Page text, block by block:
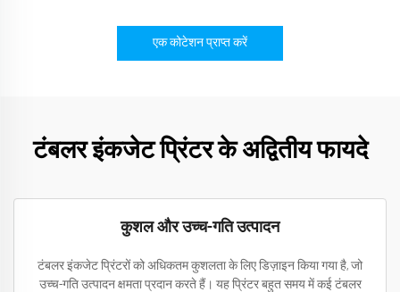
एक कोटेशन प्राप्त करें
टंबलर इंकजेट प्रिंटर के अद्वितीय फायदे
कुशल और उच्च-गति उत्पादन
टंबलर इंकजेट प्रिंटरों को अधिकतम कुशलता के लिए डिज़ाइन किया गया है, जो
उच्च-गति उत्पादन क्षमता प्रदान करते हैं। यह प्रिंटर बहुत समय में कई टंबलर